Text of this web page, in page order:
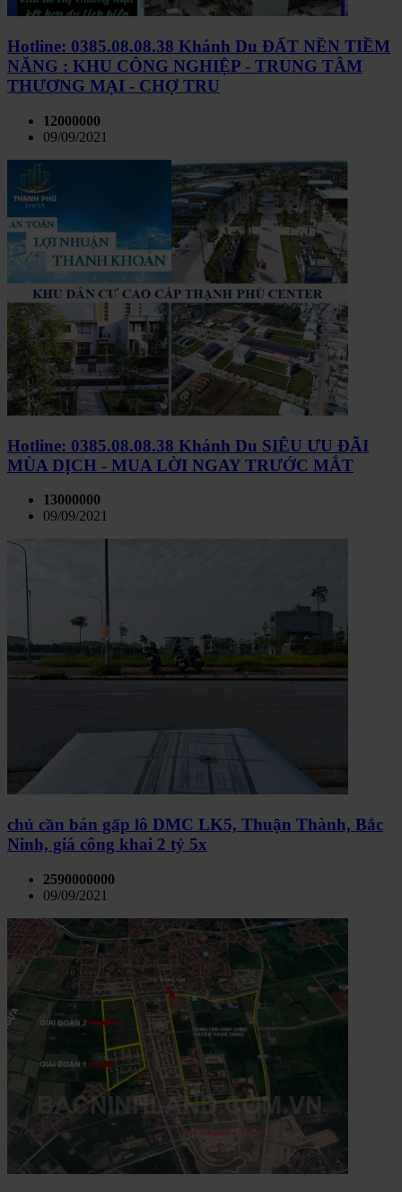
Hotline: 0385.08.08.38 Khánh Du ĐẤT NỀN TIỀM
NĂNG : KHU CÔNG NGHIỆP - TRUNG TÂM
THƯƠNG MẠI - CHỢ TRU
12000000
09/09/2021
Hotline: 0385.08.08.38 Khánh Du SIÊU ƯU ĐÃI
MÙA DỊCH - MUA LỜI NGAY TRƯỚC MẮT
13000000
09/09/2021
chủ cần bán gấp lô DMC LK5, Thuận Thành, Bắc
Ninh, giá công khai 2 tỷ 5x
2590000000
09/09/2021